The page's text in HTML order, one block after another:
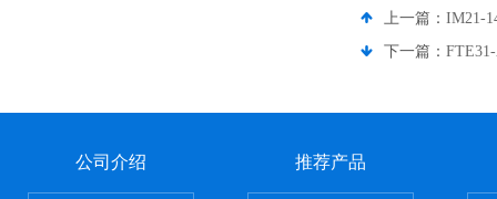
上一篇： IM21-
下一篇：
公司介绍 推荐产品